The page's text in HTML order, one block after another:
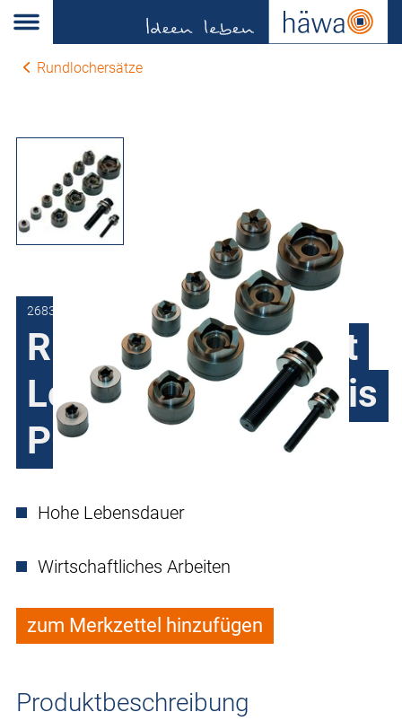
Rundlochersätze
2683-7812-60-30
Rundlochersatz mit
Lochern von PG7 bis
PG48 + ø 30,5 mm
Hohe Lebensdauer
Wirtschaftliches Arbeiten
zum Merkzettel hinzufügen
Produktbeschreibung